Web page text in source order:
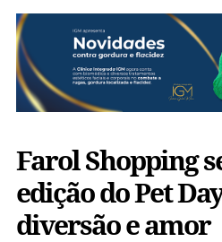
Farol Shopping
edição do Pet
diversão e amor